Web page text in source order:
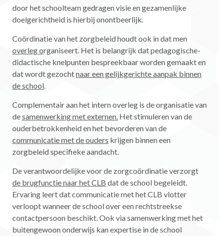
door het schoolteam gedragen visie en gezamenlijke
doelgerichtheid is hierbij onontbeerlijk.
Coördinatie van het zorgbeleid houdt ook in dat men
overleg organiseert. Het is belangrijk dat pedagogische-
didactische knelpunten bespreekbaar worden gemaakt en
dat wordt gezochtnaar een gelijkgerichte aanpak binnen
de school.
Complementair aan het intern overleg is de organisatie van
desamenwerking met externen. Het stimuleren van de
ouderbetrokkenheid en het bevorderen van de
communicatie met de ouders krijgen binnen een
zorgbeleid specifieke aandacht.
De verantwoordelijke voor de zorgcoördinatie verzorgt
de brugfunctie naar het CLB dat de school begeleidt.
Ervaring leert dat communicatie met het CLB vlotter
verloopt wanneer de school over een rechtstreekse
contactpersoon beschikt. Ook via samenwerking met het
buitengewoon onderwijs kan expertise in de school